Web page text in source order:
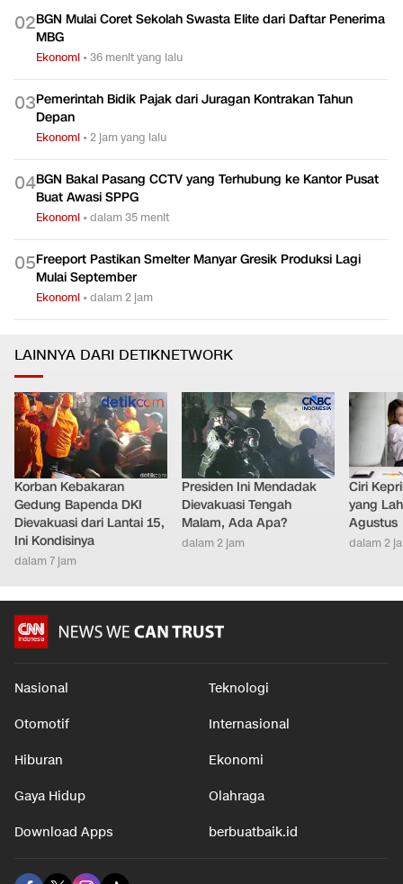
02BGN Mulai Coret Sekolah Swasta Elite dari Daftar Penerima
MBG
Ekonomi •36 menit yang lalu
03Pemerintah Bidik Pajak dari Juragan Kontrakan Tahun
Depan
Ekonomi •2 jam yang lalu
04BGN Bakal Pasang CCTV yang Terhubung ke Kantor Pusat
Buat Awasi SPPG
Ekonomi •dalam 35 menit
05Freeport Pastikan Smelter Manyar Gresik Produksi Lagi
Mulai September
Ekonomi •dalam 2 jam
LAINNYA DARI DETIKNETWORK
Korban Kebakaran
Gedung Bapenda DKI
Dievakuasi dari Lantai 15,
Ini Kondisinya
dalam 7 jam
Presiden Ini Mendadak
Dievakuasi Tengah
Malam, Ada Apa?
dalam 2 jam
Ciri
yang
Agustus
dalam 2
Nasional Teknologi
Otomotif Internasional
Hiburan Ekonomi
Gaya Hidup Olahraga
Download Apps berbuatbaik.id